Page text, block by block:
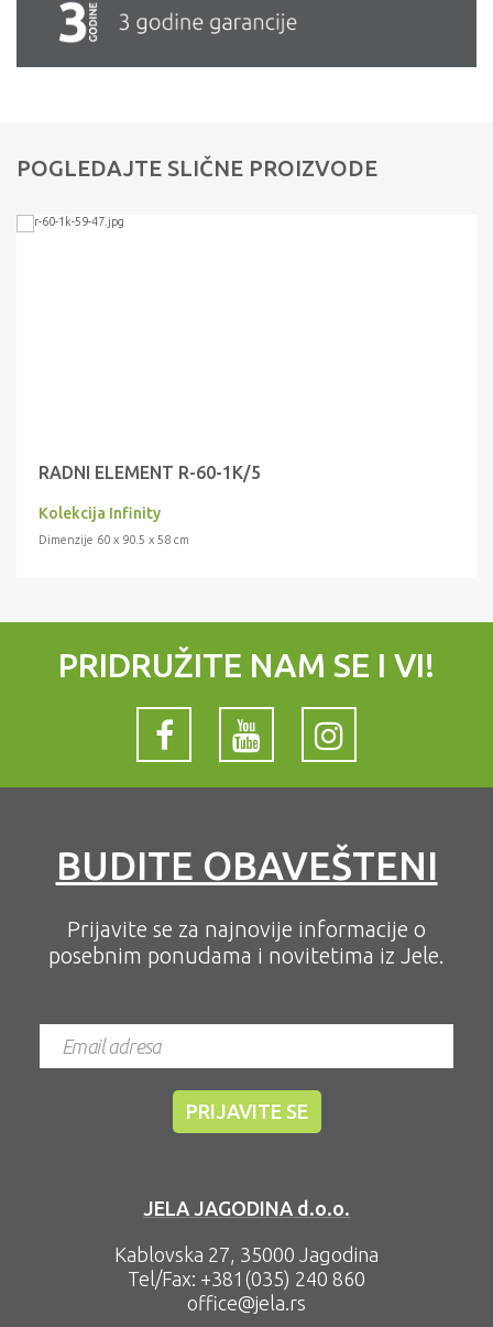
POGLEDAJTE SLIČNE PROIZVODE
RADNI ELEMENT R-60-1K/5
Kolekcija Infinity
Dimenzije 60 x 90.5 x 58 cm
PRIDRUŽITE NAM SE I VI!
BUDITE OBAVEŠTENI
Prijavite se za najnovije informacije o
posebnim ponudama i novitetima iz Jele.
JELA JAGODINA d.o.o.
Kablovska 27, 35000 Jagodina
Tel/Fax: +381(035) 240 860
office@jela.rs